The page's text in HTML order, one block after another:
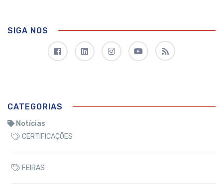
SIGA NOS
CATEGORIAS
Notícias
CERTIFICAÇÕES
FEIRAS